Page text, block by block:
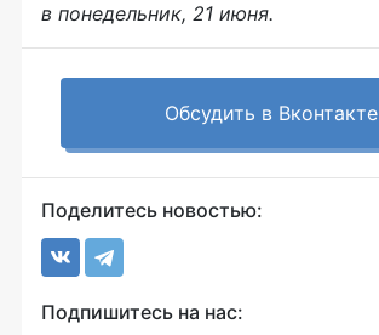
в понедельник, 21 июня.
Обсудить в Вконтакте
Поделитесь новостью:
Подпишитесь на нас: